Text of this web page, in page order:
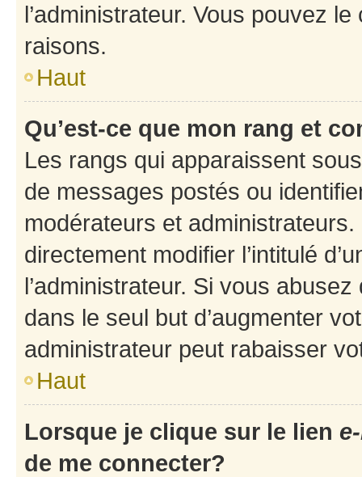
l’administrateur. Vous pouvez
raisons.
Haut
Qu’est-ce que mon rang et
Les rangs qui apparaissent
de messages postés ou
modérateurs et
directement modifier l’intitulé
l’administrateur. Si vous
dans le seul but d’augmenter
administrateur peut rabaisser
Haut
Lorsque je clique sur le lien
de me connecter?